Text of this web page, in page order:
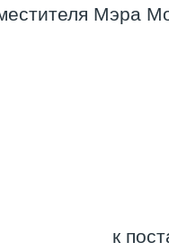
Мэра
к